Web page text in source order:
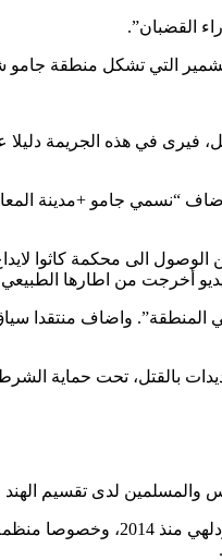
القضبان”.
التي تشكل منطقة جامو
في هذه الجريمة دليلا
“نسمي جامو +مدينة
الى محكمة كاثوا
أخرجت من اطارها
واضاف منتقدا
بالقتل، تحت حماية
ويتهم هذا الناشط الذي ينتمي الى المجموعات